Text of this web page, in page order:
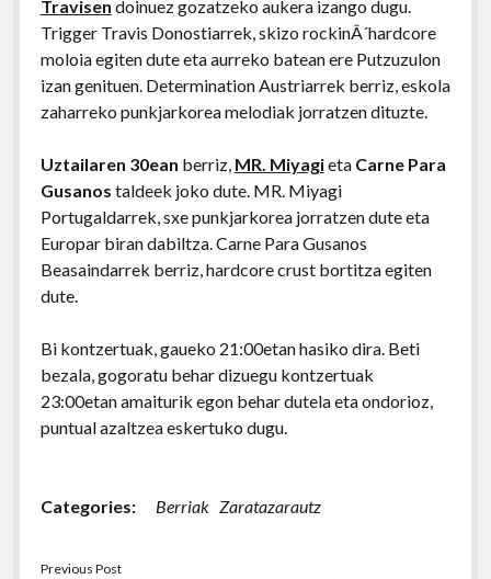
Travisen doinuez gozatzeko aukera izango dugu.
Trigger Travis Donostiarrek, skizo rockinÂ´hardcore
moloia egiten dute eta aurreko batean ere Putzuzulon
izan genituen. Determination Austriarrek berriz, eskola
zaharreko punkjarkorea melodiak jorratzen dituzte.
Uztailaren 30ean berriz, MR. Miyagieta Carne Para
Gusanos taldeek joko dute. MR. Miyagi
Portugaldarrek, sxe punkjarkorea jorratzen dute eta
Europar biran dabiltza. Carne Para Gusanos
Beasaindarrek berriz, hardcore crust bortitza egiten
dute.
Bi kontzertuak, gaueko 21:00etan hasiko dira. Beti
bezala, gogoratu behar dizuegu kontzertuak
23:00etan amaiturik egon behar dutela eta ondorioz,
puntual azaltzea eskertuko dugu.
Categories: Berriak Zaratazarautz
Previous Post